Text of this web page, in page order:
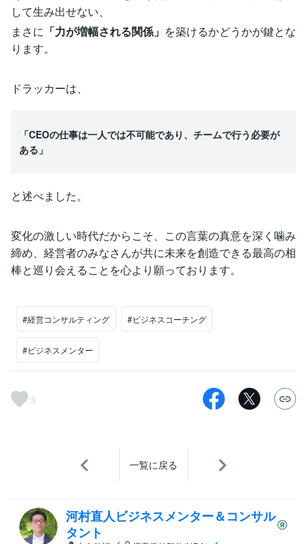
して生み出せない、
まさに 「力が増幅される関係」 を築けるかどうかが鍵とな
ります。
ドラッカーは、
「CEOの仕事は一人では不可能であり、チームで行う必要が
ある」
と述べました。
変化の激しい時代だからこそ、この言葉の真意を深く噛み
締め、経営者のみなさんが共に未来を創造できる最高の相
棒と巡り会えることを心より願っております。
#経営コンサルティング #ビジネスコーチング
#ビジネスメンター
3
一覧に戻る
河村直人ビジネスメンター＆コンサル
タント